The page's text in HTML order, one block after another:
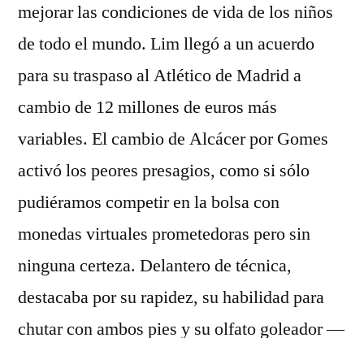
mejorar las condiciones de vida de los niños
de todo el mundo. Lim llegó a un acuerdo
para su traspaso al Atlético de Madrid a
cambio de 12 millones de euros más
variables. El cambio de Alcácer por Gomes
activó los peores presagios, como si sólo
pudiéramos competir en la bolsa con
monedas virtuales prometedoras pero sin
ninguna certeza. Delantero de técnica,
destacaba por su rapidez, su habilidad para
chutar con ambos pies y su olfato goleador —